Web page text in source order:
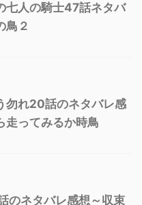
七人の騎士47話ネタバ
鳥２
勿れ20話のネタバレ感
走ってみるか時鳥
のネタバレ感想～収束